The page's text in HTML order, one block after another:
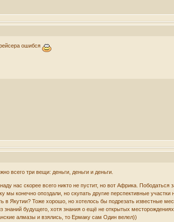
ошибся
всего три вещи: деньги, деньги и деньги.
нас скорее всего никто не пустит, но вот Африка.
конечно опоздали, но скупать другие перспективные
в Якутии? Тоже хорошо, но хотелось бы подрезать известные
будущего, хотя знания о ещё не открытых
алмазы и взялись, то Ермаку сам Один велел))